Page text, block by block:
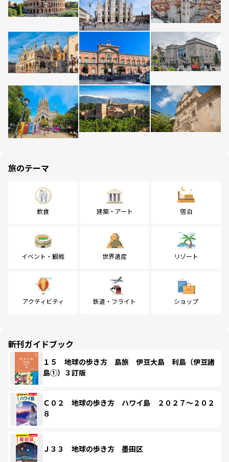
旅のテーマ
飲食 建築・アート 宿泊
イベント・観戦 世界遺産 リゾート
アクティビティ 鉄道・フライト ショップ
新刊ガイドブック
１５ 地球の歩き方 島旅 伊豆大島 利島（伊豆諸
島①）３訂版
Ｃ０２ 地球の歩き方 ハワイ島 ２０２７～２０２
８
Ｊ３３ 地球の歩き方 墨田区